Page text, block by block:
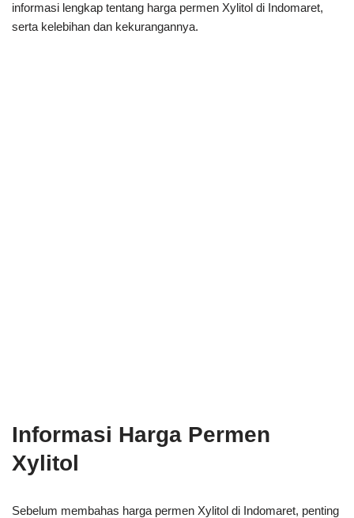
informasi lengkap tentang harga permen Xylitol di Indomaret,
serta kelebihan dan kekurangannya.
Informasi Harga Permen
Xylitol
Sebelum membahas harga permen Xylitol di Indomaret, penting